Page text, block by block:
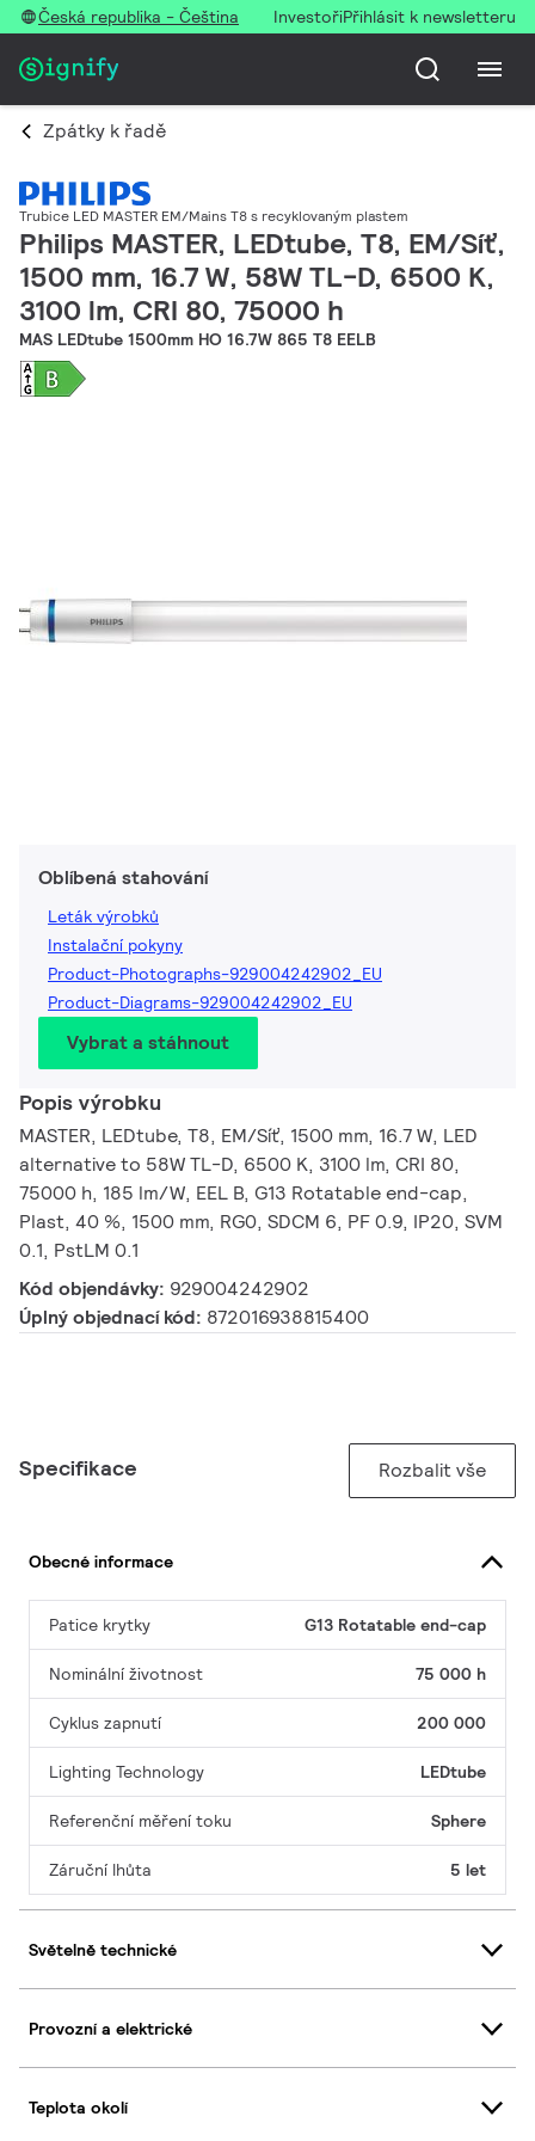
Česká republika - Čeština InvestořiPřihlásit k newsletteru
Zpátky k řadě
Trubice LED MASTER EM/Mains T8 s recyklovaným plastem
Philips MASTER, LEDtube, T8, EM/Síť,
1500 mm, 16.7 W, 58W TL-D, 6500 K,
3100 lm, CRI 80, 75000 h
MAS LEDtube 1500mm HO 16.7W 865 T8 EELB
Oblíbená stahování
Leták výrobků
Instalační pokyny
Product-Photographs-929004242902_EU
Product-Diagrams-929004242902_EU
Vybrat a stáhnout
Popis výrobku
MASTER, LEDtube, T8, EM/Síť, 1500 mm, 16.7 W, LED
alternative to 58W TL-D, 6500 K, 3100 lm, CRI 80,
75000 h, 185 lm/W, EEL B, G13 Rotatable end-cap,
Plast, 40 %, 1500 mm, RG0, SDCM 6, PF 0.9, IP20, SVM
0.1, PstLM 0.1
Kód objendávky: 929004242902
Úplný objednací kód: 872016938815400
Specifikace Rozbalit vše
Obecné informace
Patice krytky G13 Rotatable end-cap
Nominální životnost 75 000 h
Cyklus zapnutí 200 000
Lighting Technology LEDtube
Referenční měření toku Sphere
Záruční lhůta 5 let
Světelně technické
Provozní a elektrické
Teplota okolí